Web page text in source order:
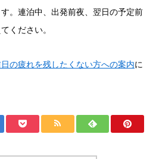
。連泊中、出発前夜、翌日の予定前
ください。
の疲れを残したくない方への案内に